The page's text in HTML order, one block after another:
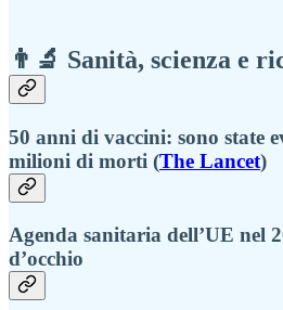
👨‍🔬 Sanità, scienza e
50 anni di vaccini: sono state
milioni di morti (The Lancet)
Agenda sanitaria dell’UE nel
d’occhio